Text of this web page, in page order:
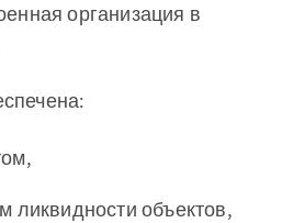
организация в
ликвидности объектов,